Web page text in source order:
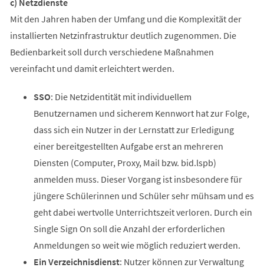
Mit den Jahren haben der Umfang und die Komplexität der
installierten Netzinfrastruktur deutlich zugenommen. Die
Bedienbarkeit soll durch verschiedene Maßnahmen
vereinfacht und damit erleichtert werden.
SSO: Die Netzidentität mit individuellem
Benutzernamen und sicherem Kennwort hat zur Folge,
dass sich ein Nutzer in der Lernstatt zur Erledigung
einer bereitgestellten Aufgabe erst an mehreren
Diensten (Computer, Proxy, Mail bzw. bid.lspb)
anmelden muss. Dieser Vorgang ist insbesondere für
jüngere Schülerinnen und Schüler sehr mühsam und es
geht dabei wertvolle Unterrichtszeit verloren. Durch ein
Single Sign On soll die Anzahl der erforderlichen
Anmeldungen so weit wie möglich reduziert werden.
Ein Verzeichnisdienst: Nutzer können zur Verwaltung